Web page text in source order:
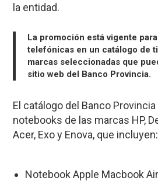
la entidad.
La promoción está vigente
telefónicas en un catálogo de
marcas seleccionadas que
sitio web del Banco Provincia.
El catálogo del Banco
notebooks de las marcas HP,
Acer, Exo y Enova, que incluyen:
Notebook Apple Macbook